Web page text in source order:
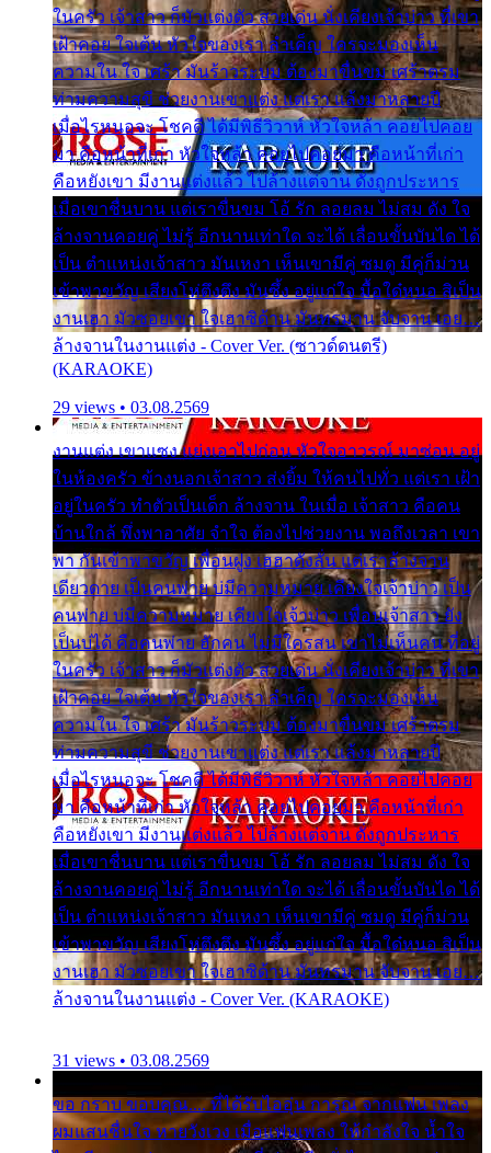
ในครัว เจ้าสาว ก็มัวแต่งตัว สวยเด่น นั่งเคียงเจ้าบ่าว ที่เขา
เฝ้าคอย ใจเต้น หัวใจของเรา ลำเค็ญ ใครจะมองเห็น
ความใน ใจ เศร้า มันร้าวระบม ต้องมาขื่นขม เศร้าตรม
ท่ามความสุขี ช่วยงานเขาแต่ง แต่เรา แล้งมาหลายปี
เมื่อไรหนอจะ โชคดี ได้มีพิธีวิวาห์ หัวใจหล้า คอยไปคอย
มา คือหน้าที่เก่า หัวใจหล้า คอยไปคอยมา คือหน้าที่เก่า
คือหยังเขา มีงานแต่งแล้ว ไปล้างแต่จาน ดั่งถูกประหาร
เมื่อเขาชื่นบาน แต่เราขื่นขม โอ้ รัก ลอยลม ไม่สม ดัง ใจ
ล้างจานคอยคู่ ไม่รู้ อีกนานเท่าใด จะได้ เลื่อนขั้นบันได ได้
เป็น ตำแหน่งเจ้าสาว มันเหงา เห็นเขามีคู่ ซมดู มีคู่ก็ม่วน
เข้าพาขวัญ เสียงโห่ตึงตึง มันซึ้ง อยู่แก่ใจ มื้อใด๋หนอ สิเป็น
งานเฮา มัวซอยเขา ใจเฮาซิด้าน มันทรมาน จับจาน เอย…
ล้างจานในงานแต่ง - Cover Ver. (ซาวด์ดนตรี)
(KARAOKE)
29 views • 03.08.2569
งานแต่ง เขาแซง แย่งเอาไปก่อน หัวใจอาวรณ์ มาซ่อน อยู่
ในห้องครัว ข้างนอกเจ้าสาว ส่งยิ้ม ให้คนไปทั่ว แต่เรา เฝ้า
อยู่ในครัว ทำตัวเป็นเด็ก ล้างจาน ในเมื่อ เจ้าสาว คือคน
บ้านใกล้ พึ่งพาอาศัย จำใจ ต้องไปช่วยงาน พอถึงเวลา เขา
พา กันเข้าพาขวัญ เพื่อนฝูง เฮฮาดังลั่น แต่เราล้างจาน
เดียวดาย เป็นคนพ่าย บ่มีความหมาย เคียงใจเจ้าบ่าว เป็น
คนพ่าย บ่มีความหมาย เคียงใจเจ้าบ่าว เพื่อนเจ้าสาว ยัง
เป็นบ่ได้ คือคนพ่าย ฮักคน ไม่มีใครสน เขาไม่เห็นคน ที่อยู่
ในครัว เจ้าสาว ก็มัวแต่งตัว สวยเด่น นั่งเคียงเจ้าบ่าว ที่เขา
เฝ้าคอย ใจเต้น หัวใจของเรา ลำเค็ญ ใครจะมองเห็น
ความใน ใจ เศร้า มันร้าวระบม ต้องมาขื่นขม เศร้าตรม
ท่ามความสุขี ช่วยงานเขาแต่ง แต่เรา แล้งมาหลายปี
เมื่อไรหนอจะ โชคดี ได้มีพิธีวิวาห์ หัวใจหล้า คอยไปคอย
มา คือหน้าที่เก่า หัวใจหล้า คอยไปคอยมา คือหน้าที่เก่า
คือหยังเขา มีงานแต่งแล้ว ไปล้างแต่จาน ดั่งถูกประหาร
เมื่อเขาชื่นบาน แต่เราขื่นขม โอ้ รัก ลอยลม ไม่สม ดัง ใจ
ล้างจานคอยคู่ ไม่รู้ อีกนานเท่าใด จะได้ เลื่อนขั้นบันได ได้
เป็น ตำแหน่งเจ้าสาว มันเหงา เห็นเขามีคู่ ซมดู มีคู่ก็ม่วน
เข้าพาขวัญ เสียงโห่ตึงตึง มันซึ้ง อยู่แก่ใจ มื้อใด๋หนอ สิเป็น
งานเฮา มัวซอยเขา ใจเฮาซิด้าน มันทรมาน จับจาน เอย…
ล้างจานในงานแต่ง - Cover Ver. (KARAOKE)
31 views • 03.08.2569
ขอ กราบ ขอบคุณ.... ที่ได้รับไออุ่น การุณ จากแฟน เพลง
ผมแสนชื่นใจ หายวังเวง เมื่อแฟนเพลง ให้กำลังใจ น้ำใจ